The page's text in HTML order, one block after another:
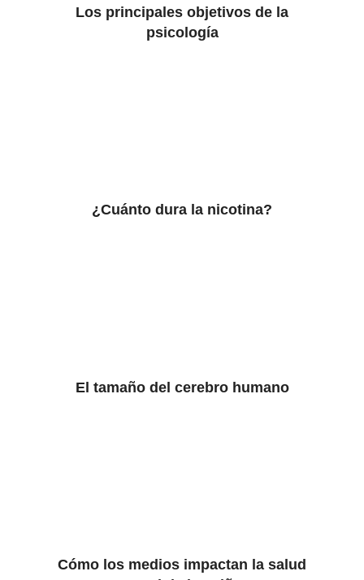
Los principales objetivos de la
psicología
¿Cuánto dura la nicotina?
El tamaño del cerebro humano
Cómo los medios impactan la salud